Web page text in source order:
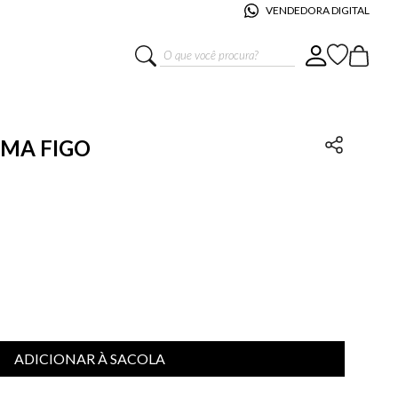
VENDEDORA DIGITAL
O que você procura?
FIGO
ADICIONAR À SACOLA